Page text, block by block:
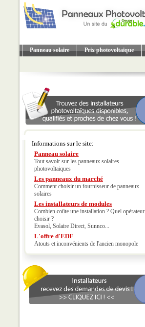
Panneau solaire Prix photovoltaique
Informations sur le site:
Panneau solaire
Tout savoir sur les panneaux solaires
photovoltaiques
Les panneaux du marché
Comment choisir un fournisseur de panneaux
solaires
Les installateurs de modules
Combien coûte une installation ? Quel opérateur
choisir ?
Evasol, Solaire Direct, Sunnco...
L'offre d'EDF
Atouts et inconvénients de l'ancien monopole